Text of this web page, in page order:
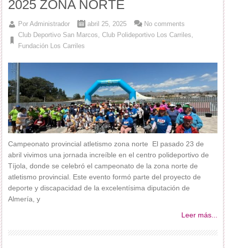
2025 ZONA NORTE
PorAdministrador
abril 25, 2025
Club Deportivo San Marcos,Club Polideportivo Los Carriles,
Fundación Los Carriles
No comments
Campeonato provincial atletismo zona norte El pasado 23 de
abril vivimos una jornada increíble en el centro polideportivo de
Tíjola, donde se celebró el campeonato de la zona norte de
atletismo provincial. Este evento formó parte del proyecto de
deporte y discapacidad de la excelentísima diputación de
Almería, y
Leer más...